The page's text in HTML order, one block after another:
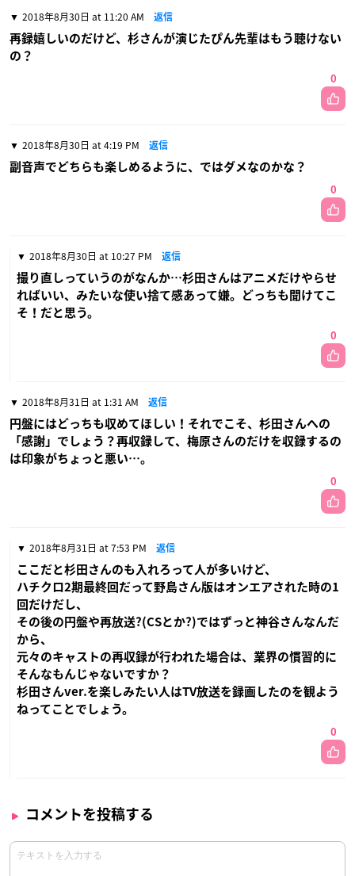
2018年8月30日 at 11:20 AM 返信
再録嬉しいのだけど、杉さんが演じたぴん先輩はもう聴けない
の？
0
2018年8月30日 at 4:19 PM 返信
副音声でどちらも楽しめるように、ではダメなのかな？
0
2018年8月30日 at 10:27 PM 返信
撮り直しっていうのがなんか…杉田さんはアニメだけやらせ
ればいい、みたいな使い捨て感あって嫌。どっちも聞けてこ
そ！だと思う。
0
2018年8月31日 at 1:31 AM 返信
円盤にはどっちも収めてほしい！それでこそ、杉田さんへの
「感謝」でしょう？再収録して、梅原さんのだけを収録するの
は印象がちょっと悪い…。
0
2018年8月31日 at 7:53 PM 返信
ここだと杉田さんのも入れろって人が多いけど、
ハチクロ2期最終回だって野島さん版はオンエアされた時の1
回だけだし、
その後の円盤や再放送?(CSとか?)ではずっと神谷さんなんだ
から、
元々のキャストの再収録が行われた場合は、業界の慣習的に
そんなもんじゃないですか？
杉田さんver.を楽しみたい人はTV放送を録画したのを観よう
ねってことでしょう。
0
コメントを投稿する